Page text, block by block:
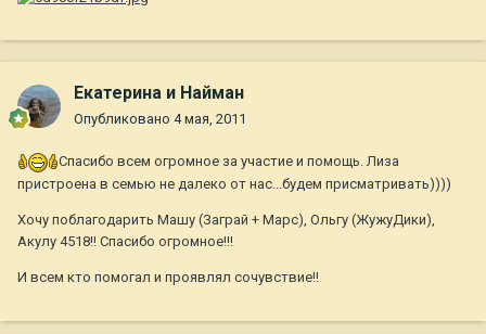
Екатерина и Найман
Опубликовано 4 мая, 2011
Спасибо всем огромное за участие и помощь. Лиза
пристроена в семью не далеко от нас...будем присматривать))))
Хочу поблагодарить Машу (Заграй + Марс), Ольгу (ЖужуДики),
Акулу 4518!! Спасибо огромное!!!
И всем кто помогал и проявлял сочувствие!!